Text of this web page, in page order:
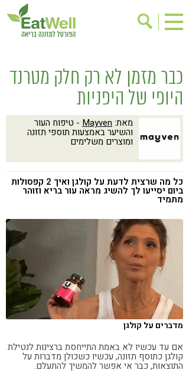
בישול בריא
אינדקס עסקים
ריפוי ומניעת מחלות
בריאות האישה
מתכוני בריאות
שינוי תזונתי
גישות בתזונה
דיאטה
ניקוי רעלים
מזונות על
הפרעות קשב & ריכוז
רגישות לגלוטן
קורונה
טבעונות
כבר מזמן לא רק חלק מטרנד
היופי של היפניות
מאת: Mayven - טיפוח העור
והשיער באמצעות תוספי תזונה
ומוצרים משלימים
כל מה שרצית לדעת על קולגן ואיך 2 קפסולות
ביום יסייעו לך להשיג מראה עור בריא וזוהר
מתמיד
מדברים על קולגן
אם עד עכשיו לא באמת התייחסת ברצינות לנטילת
קולגן כתוסף תזונה, עכשיו כשכולן מדברות על
התוצאות, כבר אי אפשר להמשיך להתעלם.